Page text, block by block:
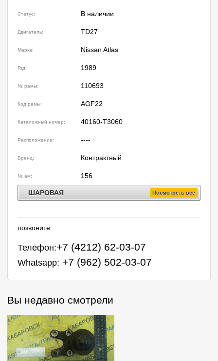
Статус: В наличии
Двигатель: TD27
Марка: Nissan Atlas
Год: 1989
№ рамы: 110693
Код рамы: AGF22
Каталожный номер: 40160-T3060
Расположение: ----
Бренд: Контрактный
№ ам: 156
ШАРОВАЯ Посмотреть все
позвоните
Телефон:+7 (4212) 62-03-07
Whatsapp: +7 (962) 502-03-07
Вы недавно смотрели